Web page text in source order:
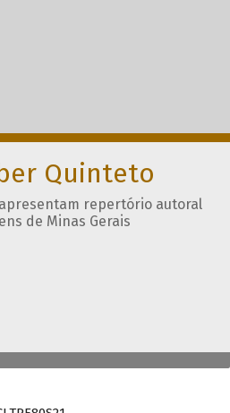
Quinteto
repertório autoral
de Minas Gerais